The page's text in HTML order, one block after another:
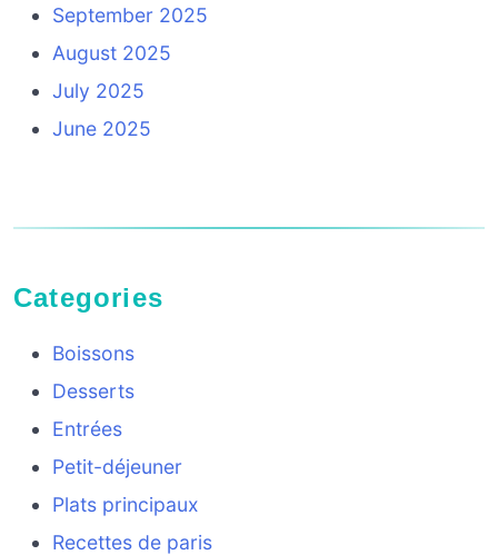
September 2025
August 2025
July 2025
June 2025
Categories
Boissons
Desserts
Entrées
Petit-déjeuner
Plats principaux
Recettes de paris